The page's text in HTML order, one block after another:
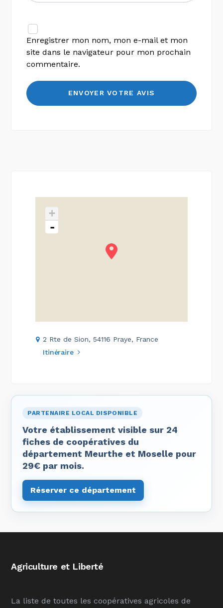
Enregistrer mon nom, mon e-mail et mon
site dans le navigateur pour mon prochain
commentaire.
+
-
2 Rte de Sion, 54116 Praye, France
Itinéraire
PARTENAIRE LOCAL DISPONIBLE
Votre établissement visible sur 24
fiches de coopératives du
département Meurthe et Moselle pour
29€ par mois.
Réserver ce département
Agriculture et Liberté
La liste de toutes les coopératives agricoles de